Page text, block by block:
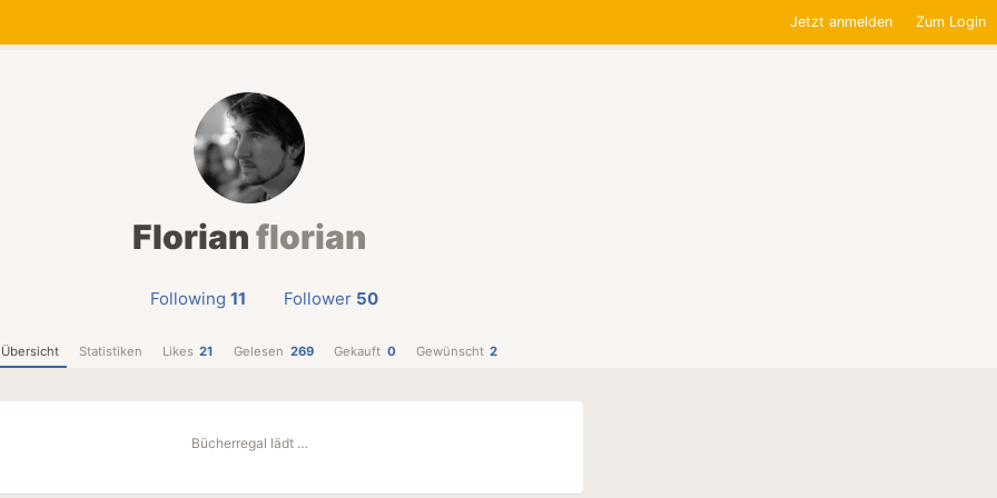
Jetzt anmelden Zum Login
Florianflorian
Following 11 Follower 50
Übersicht Statistiken Likes 21 Gelesen 269 Gekauft 0 Gewünscht 2
Bücherregal lädt …